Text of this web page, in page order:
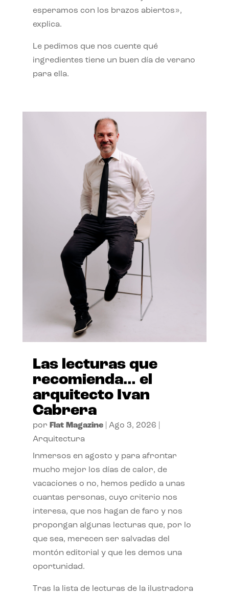
esperamos con los brazos abiertos»,
explica.
Le pedimos que nos cuente qué
ingredientes tiene un buen día de verano
para ella.
Las lecturas que
recomienda… el
arquitecto Ivan
Cabrera
por Flat Magazine| Ago 3, 2026
Arquitectura
Inmersos en agosto y para afrontar
mucho mejor los días de calor, de
vacaciones o no, hemos pedido a unas
cuantas personas, cuyo criterio nos
interesa, que nos hagan de faro y nos
propongan algunas lecturas que, por lo
que sea, merecen ser salvadas del
montón editorial y que les demos una
oportunidad.
Tras la lista de lecturas de la ilustradora